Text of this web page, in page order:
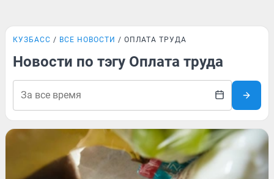
КУЗБАСС ВСЕ НОВОСТИ ОПЛАТА ТРУДА
Новости по тэгу Оплата труда